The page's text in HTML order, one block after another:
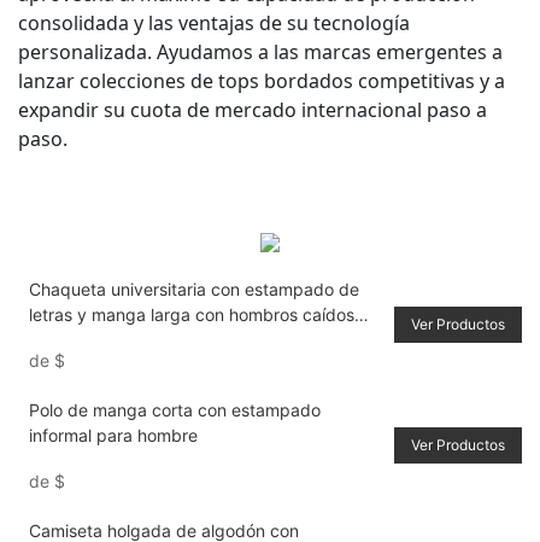
consolidada y las ventajas de su tecnología
personalizada. Ayudamos a las marcas emergentes a
lanzar colecciones de tops bordados competitivas y a
expandir su cuota de mercado internacional paso a
paso.
Chaqueta universitaria con estampado de
letras y manga larga con hombros caídos
de $
Ver Productos
Polo de manga corta con estampado
informal para hombre
de $
Ver Productos
Camiseta holgada de algodón con